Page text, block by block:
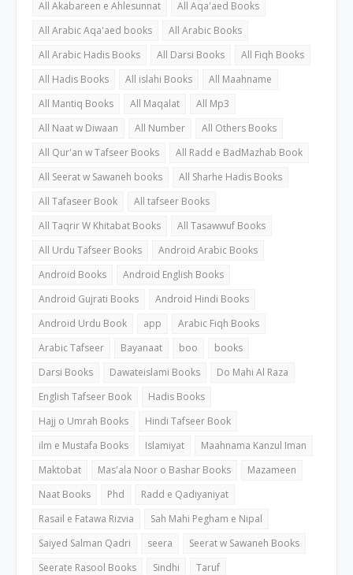
All Akabareen e Ahlesunnat
All Aqa'aed Books
All Arabic Aqa'aed books
All Arabic Books
All Arabic Hadis Books
All Darsi Books
All Fiqh Books
All Hadis Books
All islahi Books
All Maahname
All Mantiq Books
All Maqalat
All Mp3
All Naat w Diwaan
All Number
All Others Books
All Qur'an w Tafseer Books
All Radd e BadMazhab Book
All Seerat w Sawaneh books
All Sharhe Hadis Books
All Tafaseer Book
All tafseer Books
All Taqrir W Khitabat Books
All Tasawwuf Books
All Urdu Tafseer Books
Android Arabic Books
Android Books
Android English Books
Android Gujrati Books
Android Hindi Books
Android Urdu Book
app
Arabic Fiqh Books
Arabic Tafseer
Bayanaat boo
books
Darsi Books
Dawateislami Books
Do Mahi Al Raza
English Tafseer Book
Hadis Books
Hajj o Umrah Books
Hindi Tafseer Book
ilm e Mustafa Books
Islamiyat
Maahnama Kanzul Iman
Maktobat
Mas'ala Noor o Bashar Books
Mazameen
Naat Books
Phd
Radd e Qadiyaniyat
Rasail e Fatawa Rizvia
Sah Mahi Pegham e Nipal
Saiyed Salman Qadri
seera
Seerat w Sawaneh Books
Seerate Rasool Books
Sindhi
Taruf